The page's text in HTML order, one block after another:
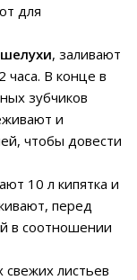
для
, заливают
часа. В конце в
зубчиков
и
чтобы довести
10 л кипятка и
перед
в соотношении
свежих листьев